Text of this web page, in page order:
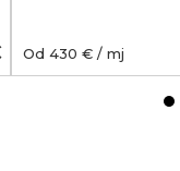
Od 430 € / mj